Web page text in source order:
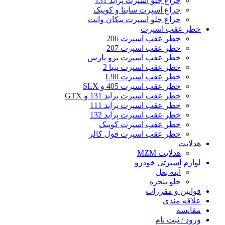
چراغ اسپرت ساینا و کوییک
چراغ جلو اسپرت پیکان وانت
خطر عقب اسپرت
خطر عقب اسپرت 206
خطر عقب اسپرت 207
خطر عقب اسپرت پژو پارس
خطر عقب اسپرت تیبا 2
خطر عقب اسپرت L90
خطر عقب اسپرت 405 و SLX
خطر عقب اسپرت پراید 131 و GTX
خطر عقب اسپرت پراید 111
خطر عقب اسپرت پراید 132
خطر عقب اسپرت کوییک
خطر عقب اسپرت فول کالر
هدلایت
هدلایت MZM
لوازم اسپرتی خودرو
آینه بغل
جلو پنجره
قوانین و مقررات
علاقه مندی
مقایسه
ورود / ثبت نام